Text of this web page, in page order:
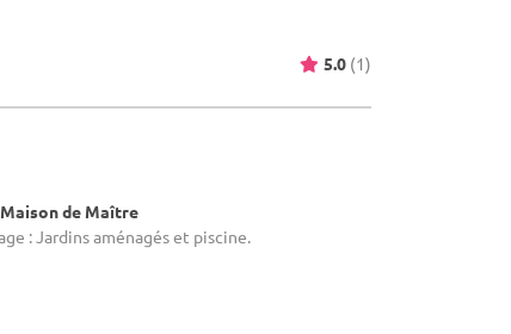
5.0 (1)
de Maître
: Jardins aménagés et piscine.